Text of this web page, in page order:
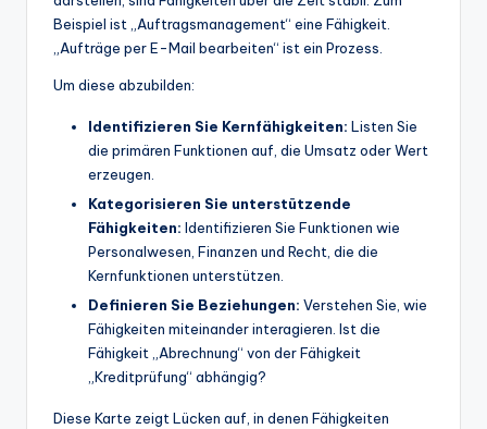
Beispiel ist „Auftragsmanagement“ eine Fähigkeit.
„Aufträge per E-Mail bearbeiten“ ist ein Prozess.
Um diese abzubilden:
Identifizieren Sie Kernfähigkeiten: Listen Sie
die primären Funktionen auf, die Umsatz oder Wert
erzeugen.
Kategorisieren Sie unterstützende
Fähigkeiten: Identifizieren Sie Funktionen wie
Personalwesen, Finanzen und Recht, die die
Kernfunktionen unterstützen.
Definieren Sie Beziehungen: Verstehen Sie, wie
Fähigkeiten miteinander interagieren. Ist die
Fähigkeit „Abrechnung“ von der Fähigkeit
„Kreditprüfung“ abhängig?
Diese Karte zeigt Lücken auf, in denen Fähigkeiten